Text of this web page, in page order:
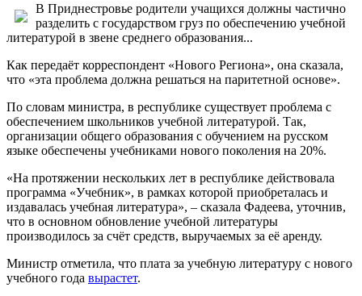
В Приднестровье родители учащихся должны частично
разделить с государством груз по обеспечению учебной
литературой в звене среднего образования...
Как передаёт корреспондент «Нового Региона», она сказала,
что «эта проблема должна решаться на паритетной основе».
По словам министра, в республике существует проблема с
обеспечением школьников учебной литературой. Так,
организации общего образования с обучением на русском
языке обеспечены учебниками нового поколения на 20%.
«На протяжении нескольких лет в республике действовала
программа «Учебник», в рамках которой приобреталась и
издавалась учебная литература», – сказала Фадеева, уточнив,
что в основном обновление учебной литературы
производилось за счёт средств, выручаемых за её аренду.
Министр отметила, что плата за учебную литературу с нового
учебного года вырастет.